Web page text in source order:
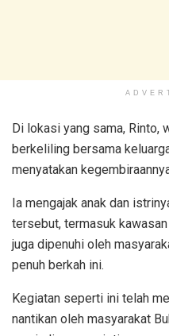
Di lokasi yang sama, Rinto,
berkeliling bersama
menyatakan
Ia mengajak anak dan
tersebut, termasuk
juga dipenuhi oleh
penuh berkah ini.
Kegiatan seperti ini telah
nantikan oleh masyarakat